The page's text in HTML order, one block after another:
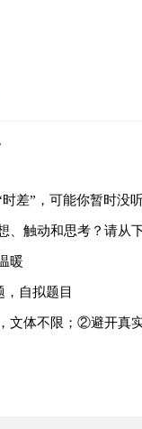
的观点，因为
百年历史的综合性博
中华——甲辰龙年生
的运用，让文物鲜
差”，可能你暂时没
、触动和思考？请从
暖
，自拟题目
文体不限；②避开真